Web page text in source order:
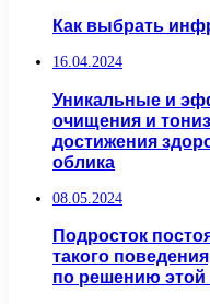
Как выбрать
16.04.2024
Уникальные и
очищения и
достижения
облика
08.05.2024
Подросток
такого
по решению